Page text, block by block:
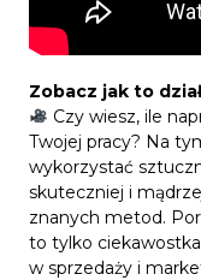
Zobacz jak to
Czy wiesz, ile
Twojej pracy? Na
wykorzystać
skuteczniej i
znanych metod.
to tylko
w sprzedaży i